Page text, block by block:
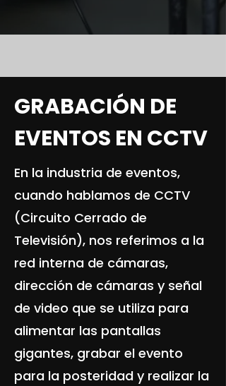
GRABACIÓN DE
EVENTOS EN CCTV
En la industria de eventos,
cuando hablamos de CCTV
(Circuito Cerrado de
Televisión), nos referimos a la
red interna de cámaras,
dirección de cámaras y señal
de video que se utiliza para
alimentar las pantallas
gigantes, grabar el evento
para la posteridad y realizar la